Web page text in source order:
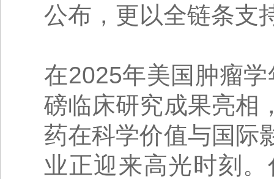
公布，更以全链条支
在2025年美国肿瘤
磅临床研究成果亮相
药在科学价值与国际
业正迎来高光时刻